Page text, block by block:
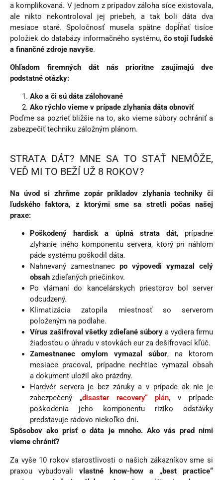
a komplikovaná. V jednom z prípadov záloha síce existovala,
ale nikto nekontroloval jej priebeh, a tak boli dáta dva
mesiace staré. Spoločnosť musela spätne dopĺňať tisíce
položiek do databázy informačného systému, čo stojí ľudské
a finančné zdroje navyše.
Ohľadom firemných dát nás prioritne zaujímajú dve
podstatné otázky:
Ako a či sú dáta zálohované
Ako rýchlo vieme v prípade zlyhania dáta obnoviť
Poďme sa pozrieť bližšie na to, ako vieme súbory ochrániť a
zabezpečiť techniku záložným plánom.
STRATA DÁT? MNE SA TO STAŤ NEMÔŽE,
VEĎ MI TO BEŽÍ UŽ 8 ROKOV?
Na úvod si zhrňme zopár príkladov zlyhania techniky či
ľudského faktora, z ktorými sme sa stretli počas našej
praxe:
Poškodený hardisk a úplná strata dát, prípadne
zlyhanie iného komponentu servera, ktorý pri náhlom
páde systému poškodil dáta.
Nahnevaný zamestnanec po výpovedi vymazal celý
obsah zdieľaných priečinkov.
Po vlámaní do kancelárskych priestorov bol server
odcudzený.
Klimatizácia zatopila miestnosť so serverom
položeným na podlahe.
Vírus zašifroval všetky zdieľané súbory a vydiera firmu
žiadosťou o úhradu v stovkách eur za dešifrovací kľúč.
Zamestnanec omylom vymazal súbor, na ktorom
mesiace pracoval, prípadne nechtiac vymazal obsah
a dokument uložil ako prázdny.
Hardvér servera je bez záruky a v prípade ak nie je
zabezpečený „disaster recovery“ plán, v prípade
poškodenia jeho komponentu riziko odstávky
predstavuje rádovo niekoľko dní.
Spôsobov ako prísť o dáta je mnoho. Ako vás pred nimi
vieme chrániť?
Za vyše 10 rokov starostlivosti o našich zákazníkov sme si
praxou vybudovali vlastné know-how a „best practice“